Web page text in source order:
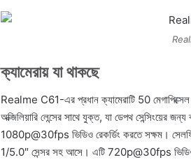
ক্যামেরায় যা থাকছে
Realme C61-এর প্রধান ক্যামেরাটি 50
অক্জিলিয়ারি লেন্সের সাথে যুক্ত, যা ডেপথ সেন্সিংয়ের
1080p@30fps ভিডিও রেকর্ডিং করতে সক্ষম।
1/5.0″ সেন্সর সহ আসে। এটি 720p@30fps ভিডিও